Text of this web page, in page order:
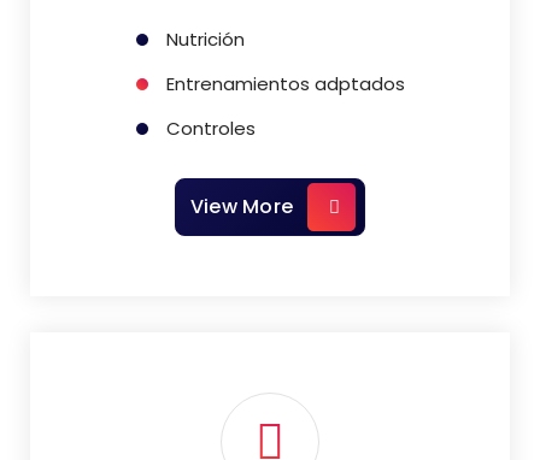
Nutrición
Entrenamientos adptados
Controles
View More